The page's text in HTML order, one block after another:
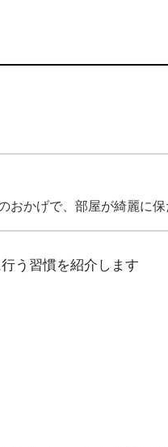
かげで、部屋が綺麗に保
う習慣を紹介します